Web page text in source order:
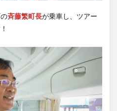
斉藤繁町長が乗車し、ツアー